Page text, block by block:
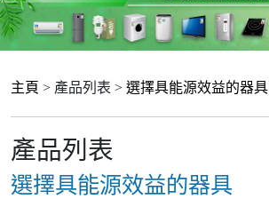
容
主頁 > 產品列表 > 選擇具能源效益的器具
產品列表
選擇具能源效益的器具